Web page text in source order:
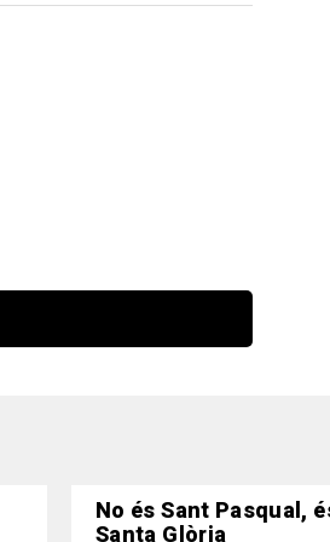
No és Sant Pasqual,
Santa Glòria